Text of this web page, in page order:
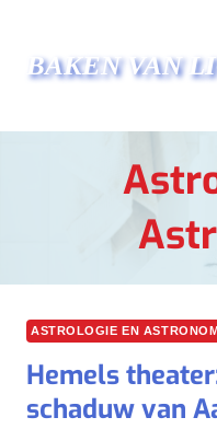
inhoudBAKEN VAN
ASTROLOGIE EN
Hemels
schaduw van